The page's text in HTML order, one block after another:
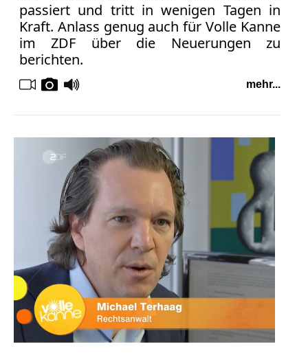
passiert und tritt in wenigen Tagen in
Kraft. Anlass genug auch für Volle Kanne
im ZDF über die Neuerungen zu
berichten.
mehr...
Fotorecht
Google
Haftung
Influencer
Instagram
Markenrecht
Persönlichkeitsrecht
Sportwetten
Tagesspiegel
Urheberrecht
Verbraucherrecht
Volle
Kanne